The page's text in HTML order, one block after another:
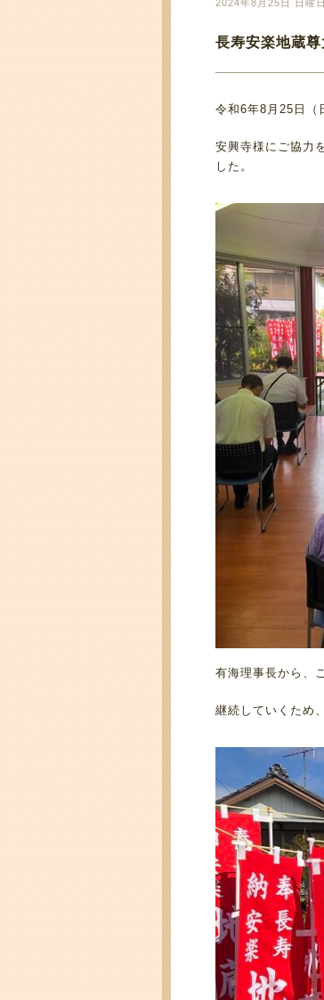
2024年8月25日 日曜日
長寿安楽地蔵
令和6年8月25日（
安興寺様にご協力
した。
有海理事長から、
継続していくため